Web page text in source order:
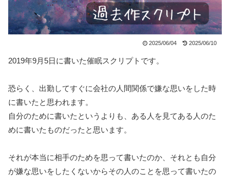
2025/06/04 2025/06/10
2019年9月5日に書いた催眠スクリプトです。
恐らく、出勤してすぐに会社の人間関係で嫌な思いをした時
に書いたと思われます。
自分のために書いたというよりも、ある人を見てある人のた
めに書いたものだったと思います。
それが本当に相手のためを思って書いたのか、それとも自分
が嫌な思いをしたくないからその人のことを思って書いたの